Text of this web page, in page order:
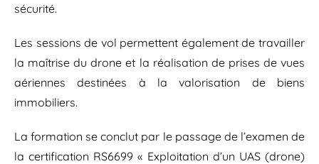
sécurité.
Les sessions de vol permettent également de travailler
la maîtrise du drone et la réalisation de prises de vues
aériennes destinées à la valorisation de biens
immobiliers.
La formation se conclut par le passage de l’examen de
la certification RS6699 « Exploitation d’un UAS (drone)